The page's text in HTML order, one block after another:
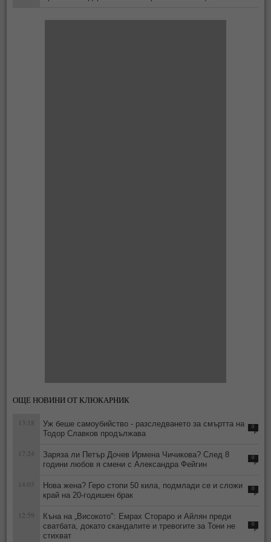
ОЩЕ НОВИНИ ОТ КЛЮКАРНИК
13:18
Уж беше самоубийство - разследването за смъртта на
Тодор Славков продължава
0
17:24
Заряза ли Петър Дочев Ирмена Чичикова? След 8
години любов я смени с Александра Фейгин
0
14:03
Нова жена? Геро стопи 50 кила, подмлади се и сложи
край на 20-годишен брак
0
12:59
Къна на „Високото": Емрах Стораро и Айлян преди
сватбата, докато скандалите и тревогите за Тони не
стихват
0